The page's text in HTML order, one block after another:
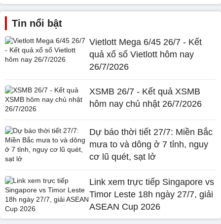
Tin nổi bật
Vietlott Mega 6/45 26/7 - Kết
quả xổ số Vietlott hôm nay
26/7/2026
XSMB 26/7 - Kết quả XSMB
hôm nay chủ nhật 26/7/2026
Dự báo thời tiết 27/7: Miền Bắc
mưa to và dông ở 7 tỉnh, nguy
cơ lũ quét, sạt lở
Link xem trực tiếp Singapore vs
Timor Leste 18h ngày 27/7, giải
ASEAN Cup 2026